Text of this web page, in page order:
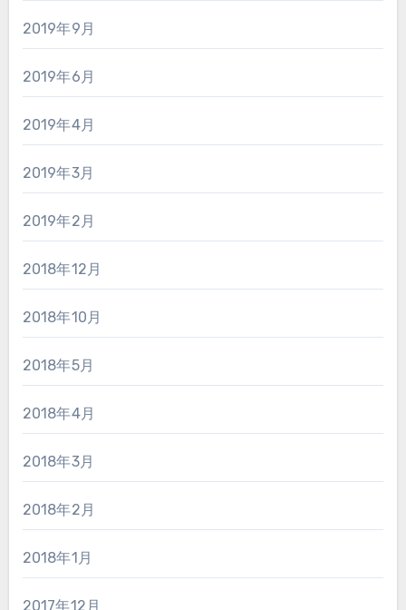
2019年9月
2019年6月
2019年4月
2019年3月
2019年2月
2018年12月
2018年10月
2018年5月
2018年4月
2018年3月
2018年2月
2018年1月
2017年12月